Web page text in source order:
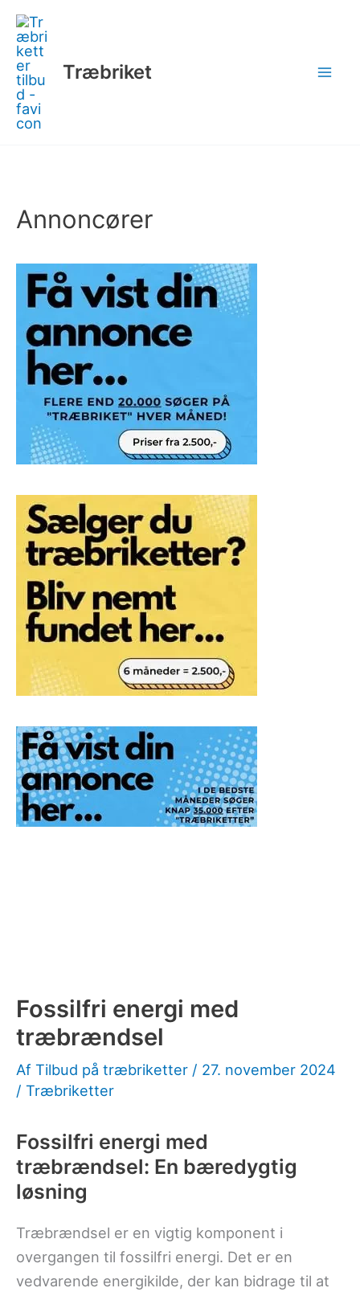
Gå
indholdet
Træbriket
Annoncører
Fossilfri energi med
træbrændsel
Af Tilbud på træbriketter / 27. november 2024
/ Træbriketter
Fossilfri energi med
træbrændsel: En bæredygtig
løsning
Træbrændsel er en vigtig komponent i
overgangen til fossilfri energi. Det er en
vedvarende energikilde, der kan bidrage til at